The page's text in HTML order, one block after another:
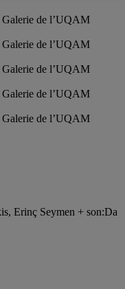
Galerie de l’UQAM
Galerie de l’UQAM
Galerie de l’UQAM
Galerie de l’UQAM
Galerie de l’UQAM
Erinç Seymen + son:Da